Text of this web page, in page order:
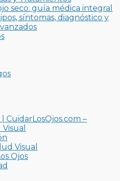
seco: guía médica integral
síntomas, diagnóstico y
CuidarLosOjos.com –
Visual
Ojos